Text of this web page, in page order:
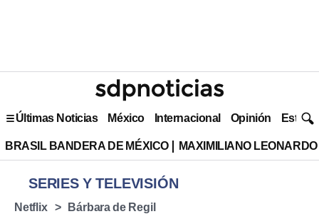
Últimas Noticias México Internacional Opinión Estilo
BRASIL BANDERA DE MÉXICO MAXIMILIANO
SERIES Y TELEVISIÓN
Netflix Bárbara de Regil